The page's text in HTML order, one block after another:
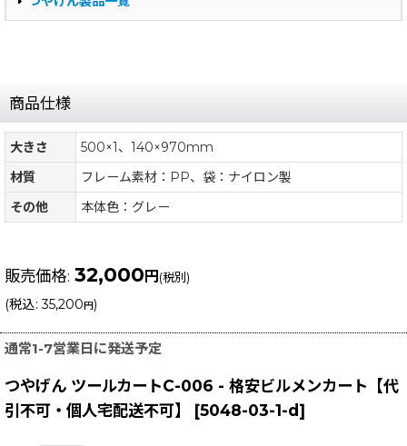
商品仕様
大きさ
500×1、140×970mm
材質
フレーム素材：PP、袋：ナイロン製
その他
本体色：グレー
販売価格: 32,000 円 (税別)
(税込: 35,200円)
通常1-7営業日に発送予定
つやげん ツールカートC-006 - 格安ビルメンカート【代
引不可・個人宅配送不可】
[5048-03-1-d]